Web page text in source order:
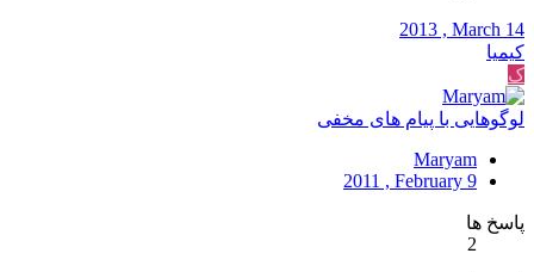
2013 , March 14
کیمیا
ک
لوگوهایی با پیام های مخفی
Maryam
2011 , February 9
پاسخ ها
2